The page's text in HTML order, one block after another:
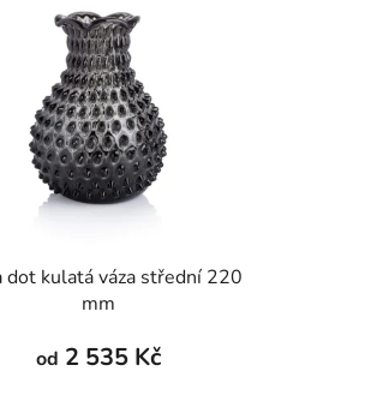
dot kulatá váza střední 220
mm
od 2 535 Kč